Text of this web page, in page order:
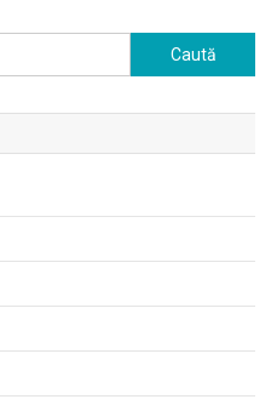
Caută
după: